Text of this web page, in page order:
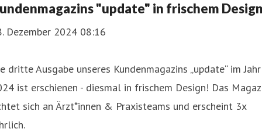
"update" in frischem
Dezember 2024 08:16
dritte Ausgabe unseres Kundenmagazins „update“ im Jahr
ist erschienen - diesmal in frischem Design! Das
sich an Ärzt*innen & Praxisteams und erscheint 3x